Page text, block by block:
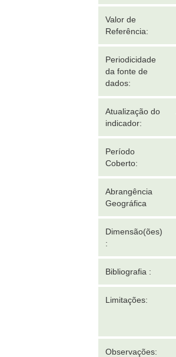
Valor de
Referência:
Periodicidade
da fonte de
dados:
Atualização do
indicador:
Período
Coberto:
Abrangência
Geográfica
Dimensão(ões)
:
Bibliografia :
Limitações:
Observações: